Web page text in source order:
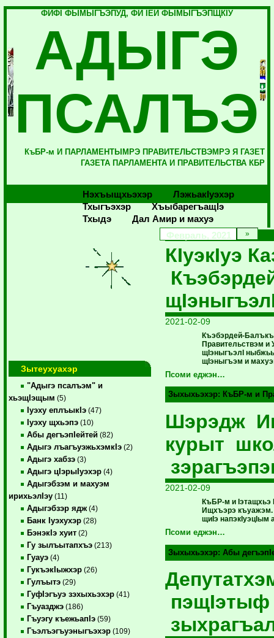
ФИФI ФЫМЫГЪЭПУД, ФИ IЕЙ ФЫМЫГЪЭПЩКIУ
АДЫГЭ
ПСАЛЪЭ
КъБР-м И ПАРЛАМЕНТЫМРЭ ПРАВИТЕЛЬСТВЭМРЭ Я ГАЗЕТ
ГАЗЕТА ПАРЛАМЕНТА И ПРАВИТЕЛЬСТВА КБР
Нэхъыщхьэхэр
Лэжьакlуэхэр
Тхыгъэхэр
Хъыбарегъащlэ
Тхыдэ
Дал Амир и махуэ
Зытеухуахэр
"Адыгэ псалъэм" и
хьэщIэщым (5)
Iуэху еплъыкIэ (47)
Iуэху щхьэпэ (10)
Абы дегъэпIейтей (82)
Адыгэ лъагъуэжьхэмкIэ (2)
Адыгэ хабзэ (3)
Адыгэ цIэрыIуэхэр (4)
Адыгэбзэм и махуэм
ирихьэлIэу (11)
Адыгэбзэр ядж (4)
Банк Iуэхухэр (28)
БэнэкIэ хуит (2)
Гу зылъытапхъэ (213)
Гуауэ (4)
ГукъэкIыжхэр (26)
Гулъытэ (29)
ГуфIэгъуэ зэхыхьэхэр (41)
Гъуазджэ (186)
Гъуэгу къежьапIэ (59)
Гъэлъэгъуэныгъэхэр (109)
Февраль, 2021
КIуэкIуэ
2021-02-09
Къэбэрдей-
Правительствэм
щIэныгъэлI
щIэныгъэм и
Псоми еджэн…
Зыхыхьэхэр: КъБР-м и
Шэрэдж
курыт
2021-02-09
КъБР-м и Iэтащхьэ
Ищхъэрэ
щиIэ напэкIуэцIым
Псоми еджэн…
Зыхыхьэхэр: Абы
пэщIэтыф